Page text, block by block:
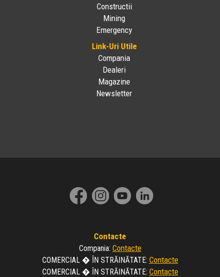
Constructii
Mining
Emergency
Link-Uri Utile
Compania
Dealeri
Magazine
Newsletter
Contacte
Compania: Contacte
COMERCIAL � ÎN STRĂINĂTATE: Contacte
COMERCIAL � ÎN STRĂINĂTATE: Contacte